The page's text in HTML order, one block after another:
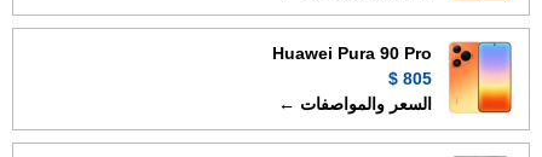
Huawei Pura 90 Pro
805 $
السعر والمواصفات ←